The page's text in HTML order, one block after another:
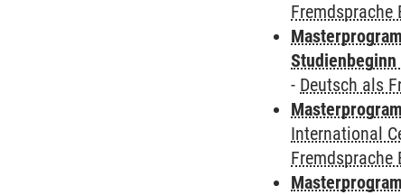
Fremdsprache
Studienbeginn
- Deutsch als
International
Fremdsprache